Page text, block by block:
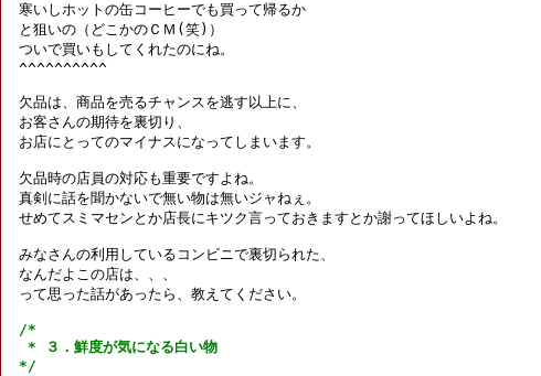
寒いしホットの缶コーヒーでも買って帰るか
と狙いの（どこかのＣＭ(笑)）
ついで買いもしてくれたのにね。
^^^^^^^^^^
欠品は、商品を売るチャンスを逃す以上に、
お客さんの期待を裏切り、
お店にとってのマイナスになってしまいます。
欠品時の店員の対応も重要ですよね。
真剣に話を聞かないで無い物は無いジャねぇ。
せめてスミマセンとか店長にキツク言っておきますとか謝ってほしいよね。
みなさんの利用しているコンビニで裏切られた、
なんだよこの店は、、、
って思った話があったら、教えてください。
/*
* ３．鮮度が気になる白い物
*/